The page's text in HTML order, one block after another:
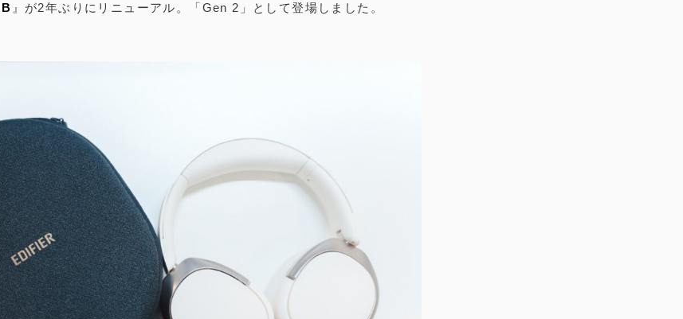
』が2年ぶりにリニューアル。「Gen 2」として登場しました。